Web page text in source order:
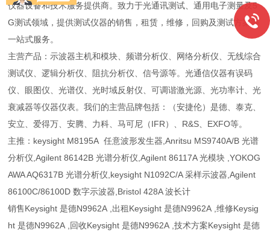
仪器设备和技术服务提供商。致力于光通讯测试、通用电子测量及5
G测试领域，提供测试仪器的销售，租赁，维修，回购及测试方案等
一站式服务。
主营产品：示波器主机和模块、频谱分析仪、网络分析仪、无线综合
测试仪、逻辑分析仪、阻抗分析仪、信号源等。光通信仪器有误码
仪、眼图仪、光谱仪、光时域反射仪、可调谐激光源、光功率计、光
衰减器等仪器仪表。我们的主营品牌包括：（安捷伦）是德、泰克、
安立、爱得万、安腾、力科、马可尼（IFR）、R&S、EXFO等。
主推：keysight M8195A 任意波形发生器,Anritsu MS9740A/B 光谱
分析仪,Agilent 86142B 光谱分析仪,Agilent 86117A 光模块 ,YOKOG
AWA AQ6317B 光谱分析仪,keysight N1092C/A 采样示波器,Agilent
86100C/86100D 数字示波器,Bristol 428A 波长计
销售Keysight 是德N9962A ,出租Keysight 是德N9962A ,维修Keysig
ht 是德N9962A ,回收Keysight 是德N9962A ,技术方案Keysight 是德